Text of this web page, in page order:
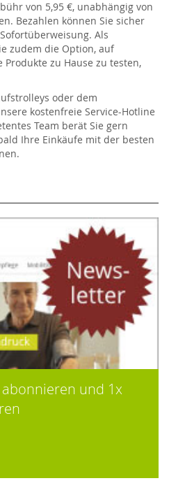
und 1x
von 5,95 €, unabhängig von
Bezahlen können Sie sicher
Als
zudem die Option, auf
zu Hause zu testen,
oder dem
kostenfreie Service-Hotline
Team berät Sie gern
Ihre Einkäufe mit der besten